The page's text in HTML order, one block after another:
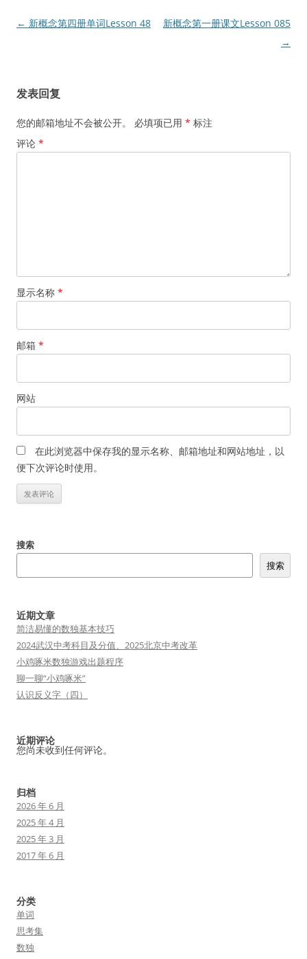
文
← 新概念第四册单词Lesson 48
新概念第一册课文Lesson 085
→
发表回复
您的邮箱地址不会被公开。 必填项已用 * 标注
评论 *
显示名称 *
邮箱 *
网站
在此浏览器中保存我的显示名称、邮箱地址和网站地址，以
便下次评论时使用。
搜索
搜索
近期文章
简洁易懂的数独基本技巧
2024武汉中考科目及分值、2025北京中考改革
小鸡啄米数独游戏出题程序
聊一聊“小鸡啄米”
认识反义字（四）
近期评论
您尚未收到任何评论。
归档
2026 年 6 月
2025 年 4 月
2025 年 3 月
2017 年 6 月
分类
单词
思考集
数独